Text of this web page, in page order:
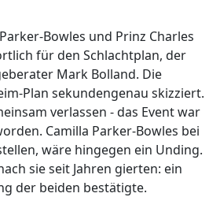
Bowles und Prinz Charles
für den Schlachtplan, der
Mark Bolland. Die
Plan sekundengenau skizziert.
verlassen - das Event war
Camilla Parker-Bowles bei
wäre hingegen ein Unding.
sie seit Jahren gierten: ein
der beiden bestätigte.